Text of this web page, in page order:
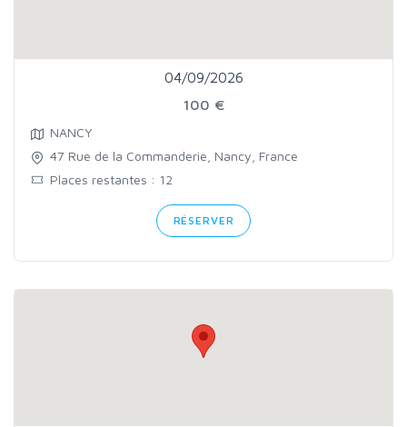
04/09/2026
100 €
NANCY
47 Rue de la Commanderie, Nancy, France
Places restantes : 12
RÉSERVER